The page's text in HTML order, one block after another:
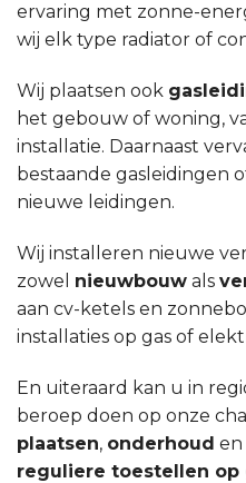
ervaring met zonne-
wij elk type radiator of
Wij plaatsen ook
het gebouw of woning,
installatie. Daarnaast
bestaande gasleidingen
nieuwe leidingen.
Wij installeren nieuwe
zowel nieuwbouw als
aan cv-ketels en
installaties op gas of
En uiteraard kan u in
beroep doen op onze
plaatsen, onderhoud en
reguliere toestellen